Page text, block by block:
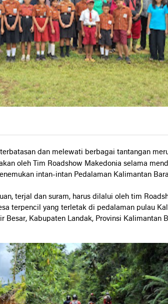
dan melewati berbagai tantangan
oleh Tim Roadshow Makedonia selama
intan-intan Pedalaman Kalimantan
terjal dan suram, harus dilalui oleh tim
terpencil yang terletak di pedalaman pulau
Besar, Kabupaten Landak, Provinsi Kalimantan